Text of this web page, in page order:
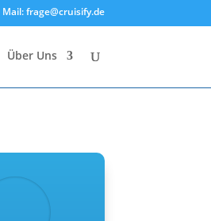
Mail: frage@cruisify.de
Über Uns